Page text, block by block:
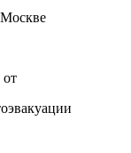
от